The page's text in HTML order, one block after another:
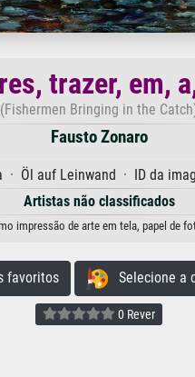
trazer, em,
(Fishermen Bringing in the
Fausto Zonaro
· Öl auf Leinwand · ID da
Artistas não classificados
impressão de arte em tela, papel de
favoritos Selecione a
0 Rever